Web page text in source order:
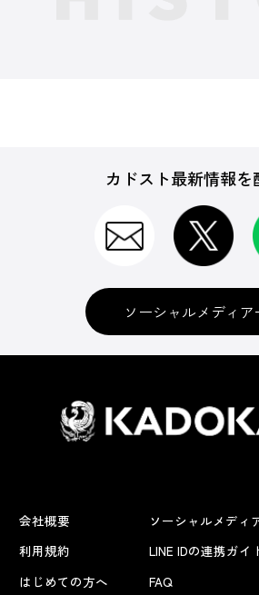
カドスト最新情報を
ソーシャルメディ
会社概要
利用規約
はじめての方へ
ソーシャルメディ
LINE IDの連携ガイ
FAQ